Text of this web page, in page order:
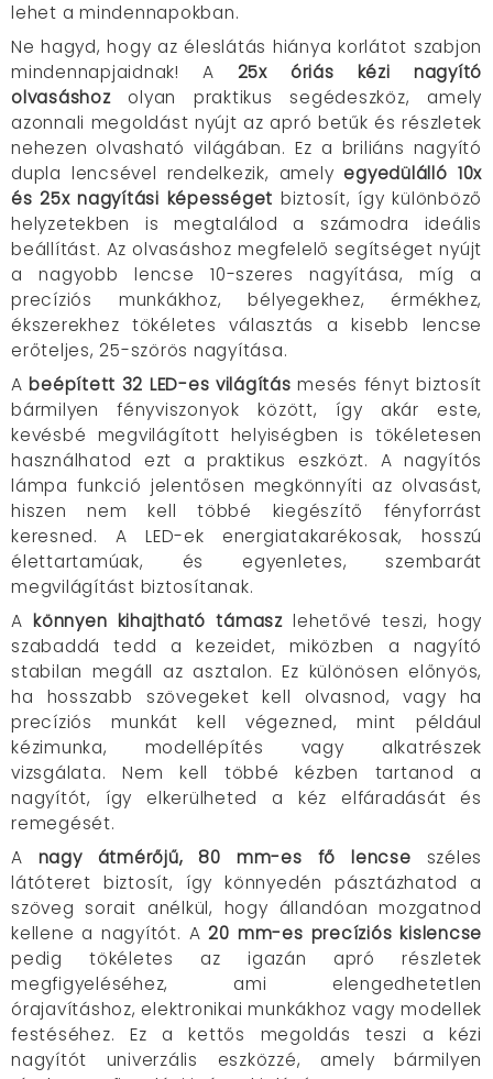
lehet a mindennapokban.
Ne hagyd, hogy az éleslátás hiánya korlátot szabjon
mindennapjaidnak! A 25x óriás kézi nagyító
olvasáshozolyan praktikus segédeszköz, amely
azonnali megoldást nyújt az apró betűk és részletek
nehezen olvasható világában. Ez a briliáns nagyító
dupla lencsével rendelkezik, amely egyedülálló 10x
és 25x nagyítási képességet biztosít, így különböző
helyzetekben is megtalálod a számodra ideális
beállítást. Az olvasáshoz megfelelő segítséget nyújt
a nagyobb lencse 10-szeres nagyítása, míg a
precíziós munkákhoz, bélyegekhez, érmékhez,
ékszerekhez tökéletes választás a kisebb lencse
erőteljes, 25-szörös nagyítása.
A beépített 32 LED-es világítás mesés fényt biztosít
bármilyen fényviszonyok között, így akár este,
kevésbé megvilágított helyiségben is tökéletesen
használhatod ezt a praktikus eszközt. A nagyítós
lámpa funkció jelentősen megkönnyíti az olvasást,
hiszen nem kell többé kiegészítő fényforrást
keresned. A LED-ek energiatakarékosak, hosszú
élettartamúak, és egyenletes, szembarát
megvilágítást biztosítanak.
A könnyen kihajtható támaszlehetővé teszi, hogy
szabaddá tedd a kezeidet, miközben a nagyító
stabilan megáll az asztalon. Ez különösen előnyös,
ha hosszabb szövegeket kell olvasnod, vagy ha
precíziós munkát kell végezned, mint például
kézimunka, modellépítés vagy alkatrészek
vizsgálata. Nem kell többé kézben tartanod a
nagyítót, így elkerülheted a kéz elfáradását és
remegését.
A nagy átmérőjű, 80 mm-es fő lencse széles
látóteret biztosít, így könnyedén pásztázhatod a
szöveg sorait anélkül, hogy állandóan mozgatnod
kellene a nagyítót. A20 mm-es precíziós kislencse
pedig tökéletes az igazán apró részletek
megfigyeléséhez, ami elengedhetetlen
órajavításhoz, elektronikai munkákhoz vagy modellek
festéséhez. Ez a kettős megoldás teszi a kézi
nagyítót univerzális eszközzé, amely bármilyen